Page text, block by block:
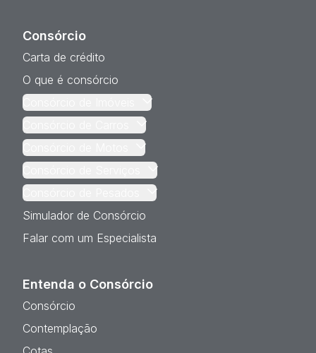
Consórcio
Carta de crédito
O que é consórcio
Simulador de Consórcio
Falar com um Especialista
Entenda o Consórcio
Consórcio
Contemplação